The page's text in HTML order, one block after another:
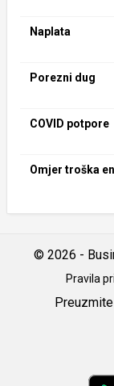
Naplata
Porezni dug
COVID potpore
Omjer troška
© 2026 -
Pravila